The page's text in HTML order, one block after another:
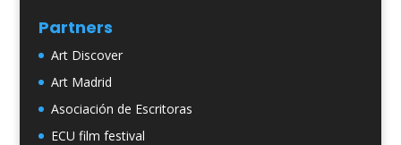
Partners
Art Discover
Art Madrid
Asociación de Escritoras
ECU film festival